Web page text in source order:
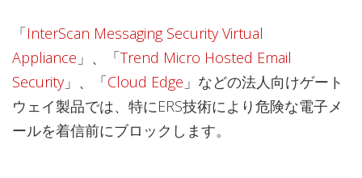
「InterScan Messaging Security Virtual
Appliance 」、「Trend Micro Hosted Email
Security」、「Cloud Edge 」などの法人向けゲート
ウェイ製品では、特にERS技術により危険な電子メ
ールを着信前にブロックします。